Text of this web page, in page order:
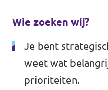
Wie zoeken wij?
Je bent
weet wat
prioriteiten.